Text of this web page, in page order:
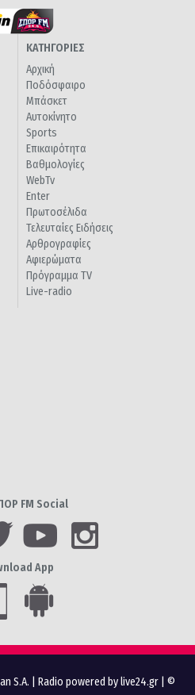
ΚΑΤΗΓΟΡΙΕΣ
Αρχική
Ποδόσφαιρο
Μπάσκετ
Αυτοκίνητο
Sports
Επικαιρότητα
Βαθμολογίες
WebTv
Enter
Πρωτοσέλιδα
Τελευταίες Ειδήσεις
Αρθρογραφίες
Αφιερώματα
Πρόγραμμα TV
Live-radio
FM Social
App
S.A. Radio powered by live24.gr | ©